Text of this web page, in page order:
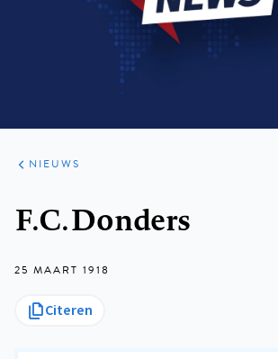
ARTIKELEN
HET
KORT
NIEUWS
F.C. Donders
25 MAART 1918
Citeren